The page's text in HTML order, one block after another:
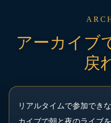
アーカイブ
戻
リアルタイムで参加でき
カイブで朝と夜のライブ